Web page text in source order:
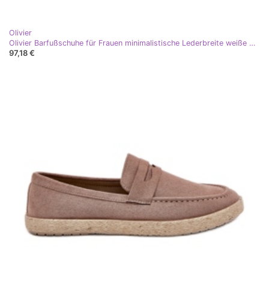
Olivier
Olivier Barfußschuhe für Frauen minimalistische Lederbreite weiße Arie
97,18 €